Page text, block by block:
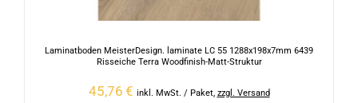
Laminatboden MeisterDesign. laminate LC 55 1288x198x7mm 6439
Risseiche Terra Woodfinish-Matt-Struktur
45,76 € inkl. MwSt. / Paket, zzgl. Versand